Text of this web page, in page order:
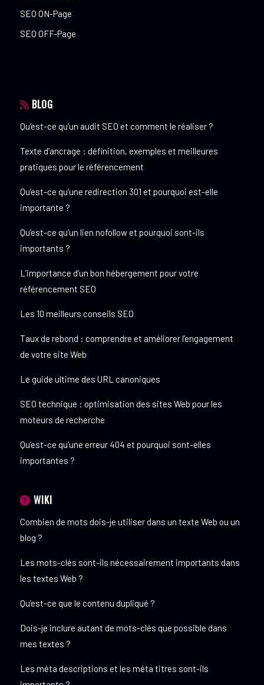
SEO ON-Page
SEO OFF-Page
BLOG
Qu’est-ce qu’un audit SEO et comment le réaliser ?
Texte d’ancrage : définition, exemples et meilleures
pratiques pour le référencement
Qu’est-ce qu’une redirection 301 et pourquoi est-elle
importante ?
Qu’est-ce qu’un lien nofollow et pourquoi sont-ils
importants ?
L’importance d’un bon hébergement pour votre
référencement SEO
Les 10 meilleurs conseils SEO
Taux de rebond : comprendre et améliorer l’engagement
de votre site Web
Le guide ultime des URL canoniques
SEO technique : optimisation des sites Web pour les
moteurs de recherche
Qu’est-ce qu’une erreur 404 et pourquoi sont-elles
importantes ?
WIKI
Combien de mots dois-je utiliser dans un texte Web ou un
blog ?
Les mots-clés sont-ils nécessairement importants dans
les textes Web ?
Qu’est-ce que le contenu dupliqué ?
Dois-je inclure autant de mots-clés que possible dans
mes textes ?
Les méta descriptions et les méta titres sont-ils